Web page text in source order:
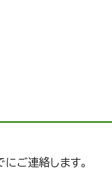
ご連絡します。